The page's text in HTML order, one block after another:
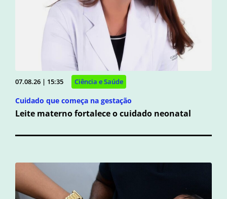
07.08.26 | 15:35 Ciência e Saúde
Cuidado que começa na gestação
Leite materno fortalece o cuidado neonatal